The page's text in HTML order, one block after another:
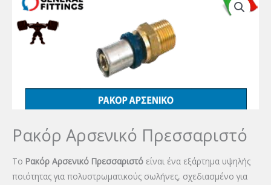
Ρακόρ Αρσενικό Πρεσσαριστό
Το Ρακόρ Αρσενικό Πρεσσαριστό είναι ένα εξάρτημα υψηλής
ποιότητας για πολυστρωματικούς σωλήνες, σχεδιασμένο για